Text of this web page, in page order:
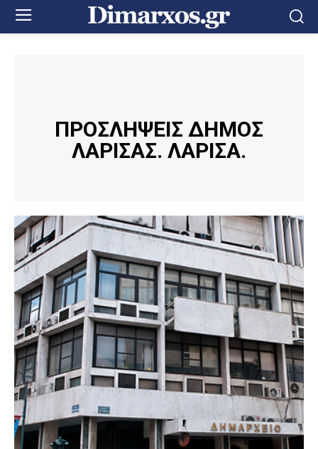
ΠΡΟΣΛΗΨΕΙΣ ΔΗΜΟΣ
ΛΑΡΙΣΑΣ. ΛΑΡΙΣΑ.